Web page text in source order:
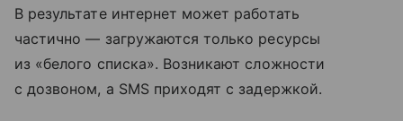
В результате интернет может работать
частично — загружаются только ресурсы
из «белого списка». Возникают сложности
с дозвоном, а SMS приходят с задержкой.